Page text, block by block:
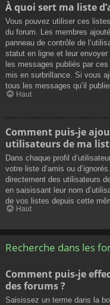
À quoi sert ma liste
Vous pouvez utiliser ces
du forum. Les membres
panneau de contrôle de
statut en ligne et leur
les messages publiés par
mis en surbrillance. Si vous
tous les messages qu’il
Haut
Comment puis-je
utilisateurs de ma
Dans chaque profil
votre liste d’amis ou
directement des utilisateurs
en saisissant leur nom
de vos listes depuis cette
Haut
Recherche dans les
Comment puis-je
des forums ?
Saisissez un terme dans la